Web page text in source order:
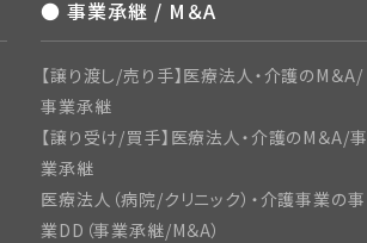
● 事業承継 / M＆A
【譲り渡し/売り手】医療法人・介護のM＆A/
事業承継
【譲り受け/買手】医療法人・介護のM＆A/事
業承継
医療法人（病院/クリニック）・介護事業の事
業DD（事業承継/M＆A）